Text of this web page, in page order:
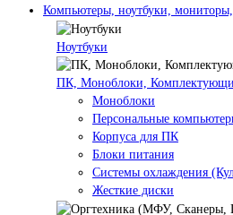
Компьютеры, ноутбуки, мониторы,
Ноутбуки
ПК, Моноблоки,
Моноблоки
Персональные
Корпуса для ПК
Блоки питания
Системы охлаждения
Жесткие диски